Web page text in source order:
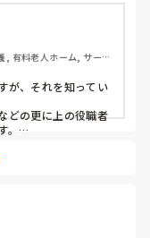
ん。
ってテレビ見て
ません。
ては高圧的で、や
くないからか、状
何も言えないと図
うで、機嫌がいい
わせるのですが、
, 有料老人ホーム, サービ
が、それを知ってい
どの更に上の役職者